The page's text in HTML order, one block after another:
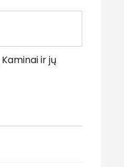
Kaminai ir jų